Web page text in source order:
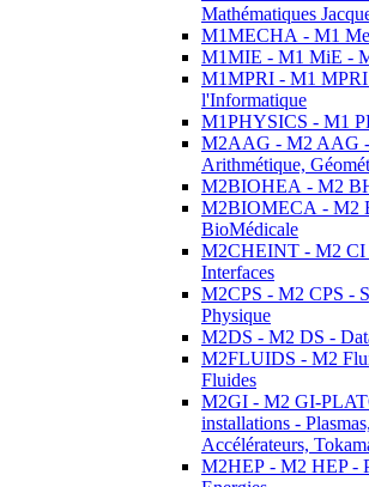
Mathématiques
M1MECHA - M1
M1MIE - M1 MiE -
M1MPRI - M1 MPRI
l'Informatique
M1PHYSICS - M1
M2AAG - M2 AAG -
Arithmétique,
M2BIOHEA - M2
M2BIOMECA - M2
BioMédicale
M2CHEINT - M2 CI
Interfaces
M2CPS - M2 CPS -
Physique
M2DS - M2 DS -
M2FLUIDS - M2
Fluides
M2GI - M2 GI-
installations -
Accélérateurs,
M2HEP - M2 HEP -